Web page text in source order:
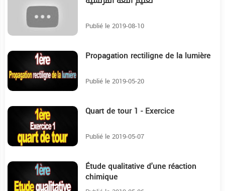
Publié le 2019-08-10
Propagation rectiligne de la lumière
Publié le 2019-05-20
Quart de tour 1 - Exercice
Publié le 2019-05-07
Étude qualitative d'une réaction
chimique